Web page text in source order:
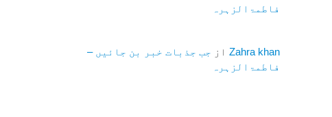
فاطمۃالزہرہ
Zahra khanاز جب جذبات خبر بن جائیں –
فاطمۃالزہرہ